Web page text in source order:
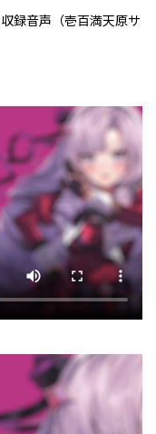
録音声（壱百満天原サ